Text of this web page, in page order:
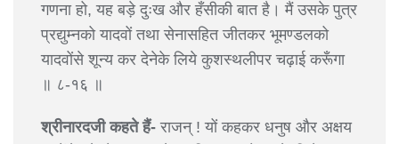
गणना हो, यह बड़े दुःख और हँसीकी बात है। मैं उसके पुत्र
प्रद्युम्नको यादवों तथा सेनासहित जीतकर भूमण्डलको
यादवोंसे शून्य कर देनेके लिये कुशस्थलीपर चढ़ाई करूँगा
॥ ८-१६ ॥
श्रीनारदजी कहते हैं- राजन् ! यों कहकर धनुष और अक्षय